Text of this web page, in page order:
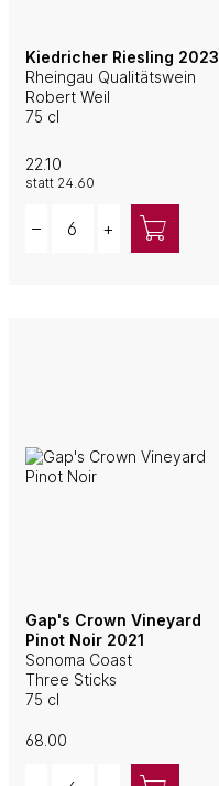
Kiedricher Riesling 2023
Rheingau Qualitätswein
Robert Weil
75 cl
22.10
statt 24.60
– +
Gap's Crown Vineyard
Pinot Noir 2021
Sonoma Coast
Three Sticks
75 cl
68.00